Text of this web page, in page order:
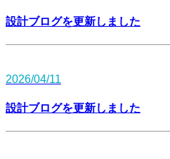
設計ブログを更新しました
2026/04/11
設計ブログを更新しました